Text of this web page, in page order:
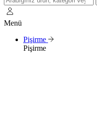
Menü
Pişirme
Pişirme